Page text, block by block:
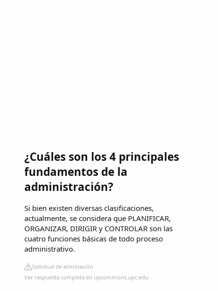
¿Cuáles son los 4 principales
fundamentos de la
administración?
Si bien existen diversas clasificaciones,
actualmente, se considera que PLANIFICAR,
ORGANIZAR, DIRIGIR y CONTROLAR son las
cuatro funciones básicas de todo proceso
administrativo.
Solicitud de eliminación
Ver respuesta completa en upcommons.upc.edu